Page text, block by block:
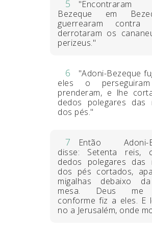
5
"Encontraram
Bezeque em
guerrearam
derrotaram os
perizeus."
6
"Adoni-Bezeque
eles o
prenderam, e lhe
dedos polegares das
dos pés."
7
Então Adoni-
disse: Setenta reis,
dedos polegares das
dos pés cortados,
migalhas debaixo
mesa. Deus me
conforme fiz a eles. E
no a Jerusalém, onde